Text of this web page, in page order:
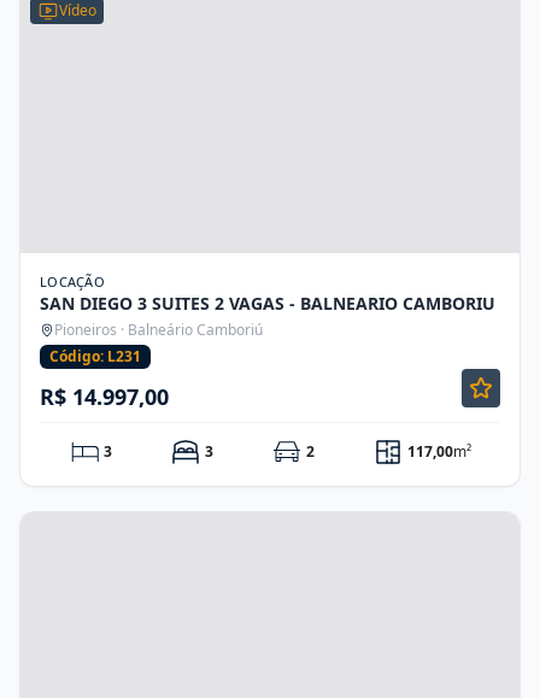
Vídeo
LOCAÇÃO
SAN DIEGO 3 SUITES 2 VAGAS - BALNEARIO CAMBORIU
Pioneiros · Balneário Camboriú
Código: L231
R$ 14.997,00
3 3 2 117,00m²